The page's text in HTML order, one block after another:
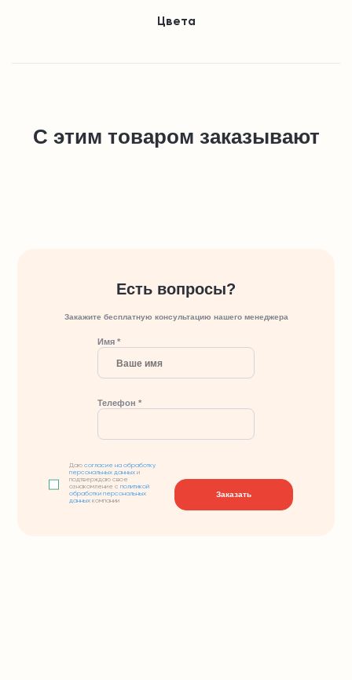
Цвета
С этим товаром заказывают
Есть вопросы?
Закажите бесплатную консультацию нашего менеджера
Имя *
Телефон *
Даюсогласие на обработку
персональных данных и
подтверждаю свое
ознакомление сполитикой
обработки персональных
данных компании
Заказать